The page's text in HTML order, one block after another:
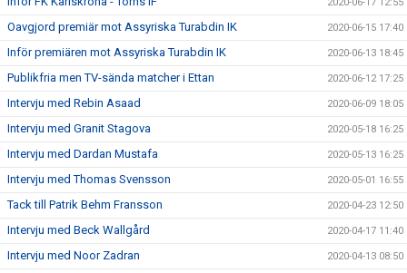
2020-06-17 12:55
Oavgjord premiär mot Assyriska Turabdin IK 2020-06-15 17:40
Inför premiären mot Assyriska Turabdin IK 2020-06-13 18:45
Publikfria men TV-sända matcher i Ettan 2020-06-12 17:25
Intervju med Rebin Asaad 2020-06-09 18:05
Intervju med Granit Stagova 2020-05-18 16:25
Intervju med Dardan Mustafa 2020-05-13 16:25
Intervju med Thomas Svensson 2020-05-01 16:55
Tack till Patrik Behm Fransson 2020-04-23 12:50
Intervju med Beck Wallgård 2020-04-17 11:40
Intervju med Noor Zadran 2020-04-13 08:50